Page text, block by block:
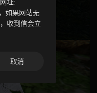
址:
，如果网站无
收到信会立
取消